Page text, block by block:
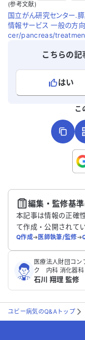
(参考文献)
国立がん研究センター.
情報サービス 一般の
cer/pancreas/
こちらの記
はい
こちらは送信専用
こ
編集・監修基
本記事は情報の正確
て作成・公開されてい
Q作成➔医師執筆/監修➔
医療法人財団コ
ク 内科 消化器科
石川 翔理 監修
ユビー病気のQ&Aトップ